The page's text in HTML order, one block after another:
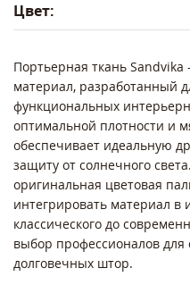
Цвет:
Портьерная ткань
материал, разработанный
функциональных
оптимальной плотности и
обеспечивает идеальную
защиту от солнечного
оригинальная цветовая
интегрировать материал в
классического до
выбор профессионалов для
долговечных штор.